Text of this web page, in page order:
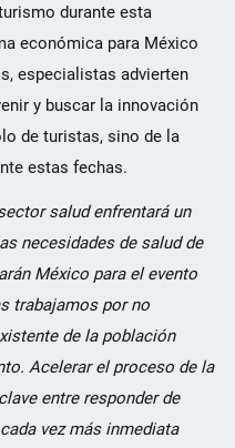
durante esta
económica para México
especialistas advierten
y buscar la innovación
de turistas, sino de la
estas fechas.
salud enfrentará un
necesidades de salud de
México para el evento
trabajamos por no
de la población
Acelerar el proceso de la
entre responder de
vez más inmediata